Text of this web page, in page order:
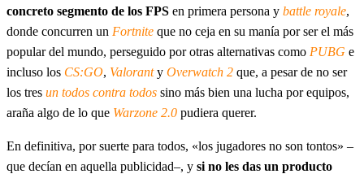
concreto segmento de los FPS en primera persona y battle royale,
donde concurren un Fortnite que no ceja en su manía por ser el más
popular del mundo, perseguido por otras alternativas como PUBG e
incluso los CS:GO, Valoranty Overwatch 2 que, a pesar de no ser
los tres un todos contra todos sino más bien una lucha por equipos,
araña algo de lo que Warzone 2.0 pudiera querer.
En definitiva, por suerte para todos, «los jugadores no son tontos» –
que decían en aquella publicidad–, y si no les das un producto